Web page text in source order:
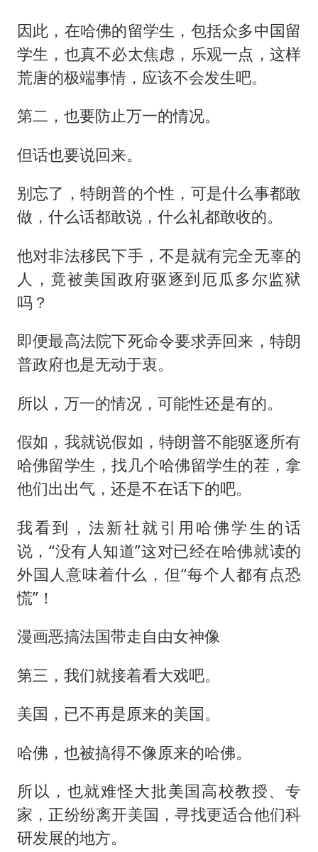
因此，在哈佛的留学生，包括众多中国留
学生，也真不必太焦虑，乐观一点，这样
荒唐的极端事情，应该不会发生吧。
第二，也要防止万一的情况。
但话也要说回来。
别忘了，特朗普的个性，可是什么事都敢
做，什么话都敢说，什么礼都敢收的。
他对非法移民下手，不是就有完全无辜的
人，竟被美国政府驱逐到厄瓜多尔监狱
吗？
即便最高法院下死命令要求弄回来，特朗
普政府也是无动于衷。
所以，万一的情况，可能性还是有的。
假如，我就说假如，特朗普不能驱逐所有
哈佛留学生，找几个哈佛留学生的茬，拿
他们出出气，还是不在话下的吧。
我看到，法新社就引用哈佛学生的话
说，“没有人知道”这对已经在哈佛就读的
外国人意味着什么，但“每个人都有点恐
慌”！
漫画恶搞法国带走自由女神像
第三，我们就接着看大戏吧。
美国，已不再是原来的美国。
哈佛，也被搞得不像原来的哈佛。
所以，也就难怪大批美国高校教授、专
家，正纷纷离开美国，寻找更适合他们科
研发展的地方。